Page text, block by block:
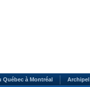
Québec à Montréal Archipel